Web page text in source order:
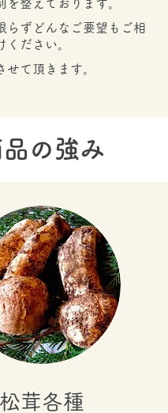
を整えております。
らずどんなご要望もご相
ください。
せて頂きます。
品の強み
​松茸各種